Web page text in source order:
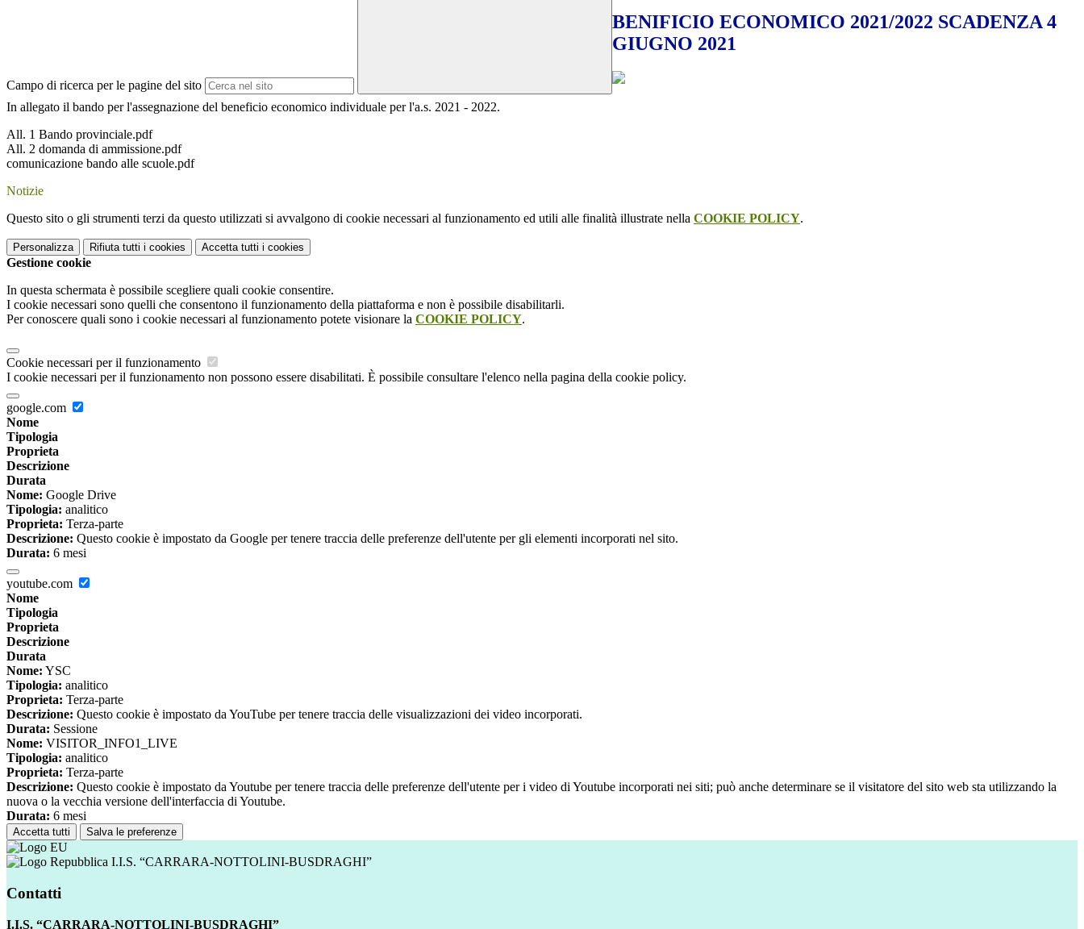
Campo di ricerca per le pagine del sito
BENIFICIO ECONOMICO 2021/2022 SCADENZA 4
GIUGNO 2021
In allegato il bando per l'assegnazione del beneficio economico individuale per l'a.s. 2021 - 2022.
All. 1 Bando provinciale.pdf
All. 2 domanda di ammissione.pdf
comunicazione bando alle scuole.pdf
Notizie
Questo sito o gli strumenti terzi da questo utilizzati si avvalgono di cookie necessari al funzionamento ed utili alle finalità illustrate nella COOKIE POLICY.
Personalizza Rifiuta tutti i cookies Accetta tutti i cookies
Gestione cookie
In questa schermata è possibile scegliere quali cookie consentire.
I cookie necessari sono quelli che consentono il funzionamento della piattaforma e non è possibile disabilitarli.
Per conoscere quali sono i cookie necessari al funzionamento potete visionare la COOKIE POLICY.
Cookie necessari per il funzionamento
I cookie necessari per il funzionamento non possono essere disabilitati. È possibile consultare l'elenco nella pagina della cookie policy.
google.com
Nome
Tipologia
Proprieta
Descrizione
Durata
Nome: Google Drive
Tipologia: analitico
Proprieta: Terza-parte
Descrizione: Questo cookie è impostato da Google per tenere traccia delle preferenze dell'utente per gli elementi incorporati nel sito.
Durata: 6 mesi
youtube.com
Nome
Tipologia
Proprieta
Descrizione
Durata
Nome: YSC
Tipologia: analitico
Proprieta: Terza-parte
Descrizione: Questo cookie è impostato da YouTube per tenere traccia delle visualizzazioni dei video incorporati.
Durata: Sessione
Nome: VISITOR_INFO1_LIVE
Tipologia: analitico
Proprieta: Terza-parte
Descrizione: Questo cookie è impostato da Youtube per tenere traccia delle preferenze dell'utente per i video di Youtube incorporati nei siti; può anche determinare se il visitatore del sito web sta utilizzando la
nuova o la vecchia versione dell'interfaccia di Youtube.
Durata: 6 mesi
Accetta tutti Salva le preferenze
I.I.S. “CARRARA-NOTTOLINI-BUSDRAGHI”
Contatti
I.I.S. “CARRARA-NOTTOLINI-BUSDRAGHI”